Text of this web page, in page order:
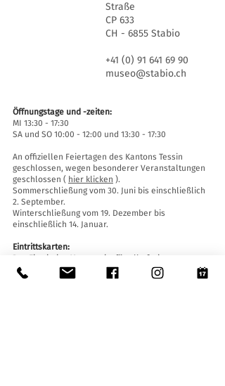
Straße
CP 633
CH - 6855 Stabio
+41 (0) 91 641 69 90
museo@stabio.ch
Öffnungstage und -zeiten:
MI 13:30 - 17:30
SA und SO 10:00 - 12:00 und 13:30 - 17:30
An offiziellen Feiertagen des Kantons Tessin
geschlossen, wegen besonderer Veranstaltungen
geschlossen ( hier klicken ).
Sommerschließung vom 30. Juni bis einschließlich
2. September.
Winterschließung vom 19. Dezember bis
einschließlich 14. Januar.
Eintrittskarten:
Der Eintritt ins Museum ist für alle frei.
Zugänglichkeit: